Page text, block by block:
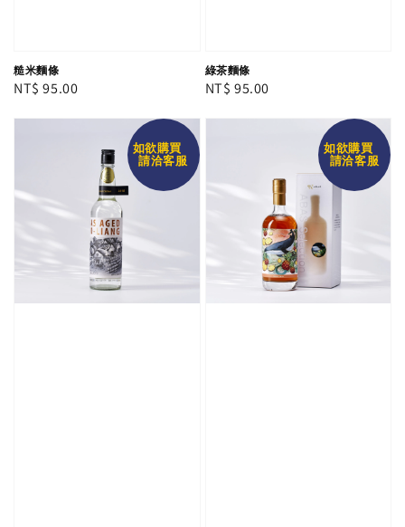
糙米麵條
Regular
NT$ 95.00
綠茶麵條
Regular
NT$ 95.00
如欲購買
請洽客服
如欲購買
請洽客服